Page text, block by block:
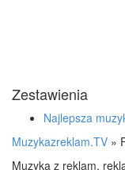
Zestawienia
Najlepsza
Muzykazreklam.TV »
Muzyka z reklam,